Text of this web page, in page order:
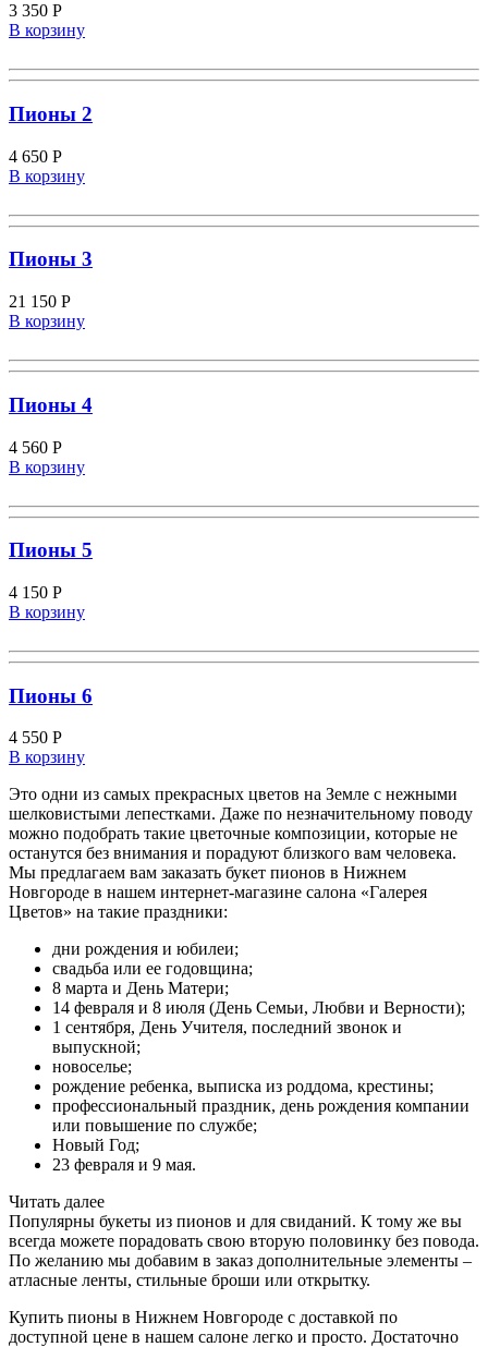
3 350 Р
В корзину
Пионы 2
4 650 Р
В корзину
Пионы 3
21 150 Р
В корзину
Пионы 4
4 560 Р
В корзину
Пионы 5
4 150 Р
В корзину
Пионы 6
4 550 Р
В корзину
Это одни из самых прекрасных цветов на Земле с нежными
шелковистыми лепестками. Даже по незначительному поводу
можно подобрать такие цветочные композиции, которые не
останутся без внимания и порадуют близкого вам человека.
Мы предлагаем вам заказать букет пионов в Нижнем
Новгороде в нашем интернет-магазине салона «Галерея
Цветов» на такие праздники:
дни рождения и юбилеи;
свадьба или ее годовщина;
8 марта и День Матери;
14 февраля и 8 июля (День Семьи, Любви и Верности);
1 сентября, День Учителя, последний звонок и
выпускной;
новоселье;
рождение ребенка, выписка из роддома, крестины;
профессиональный праздник, день рождения компании
или повышение по службе;
Новый Год;
23 февраля и 9 мая.
Читать далее
Популярны букеты из пионов и для свиданий. К тому же вы
всегда можете порадовать свою вторую половинку без повода.
По желанию мы добавим в заказ дополнительные элементы –
атласные ленты, стильные броши или открытку.
Купить пионы в Нижнем Новгороде с доставкой по
доступной цене в нашем салоне легко и просто. Достаточно